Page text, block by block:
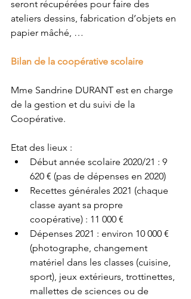
seront récupérées pour faire des
ateliers dessins, fabrication d’objets en
papier mâché, …
Bilan de la coopérative scolaire
Mme Sandrine DURANT est en charge
de la gestion et du suivi de la
Coopérative.
Etat des lieux :
Début année scolaire 2020/21 : 9
620 € (pas de dépenses en 2020)
Recettes générales 2021 (chaque
classe ayant sa propre
coopérative) : 11 000 €
Dépenses 2021 : environ 10 000 €
(photographe, changement
matériel dans les classes (cuisine,
sport), jeux extérieurs, trottinettes,
mallettes de sciences ou de